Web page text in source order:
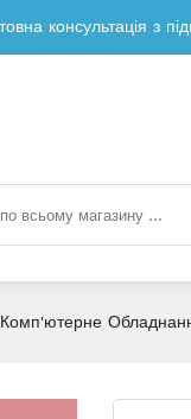
консультація з
Комп'ютерне